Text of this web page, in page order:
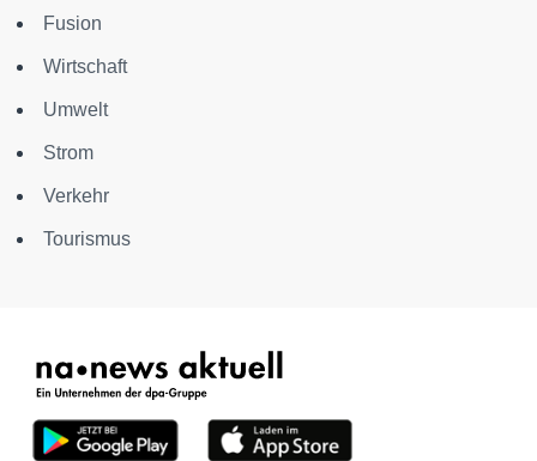
Fusion
Wirtschaft
Umwelt
Strom
Verkehr
Tourismus